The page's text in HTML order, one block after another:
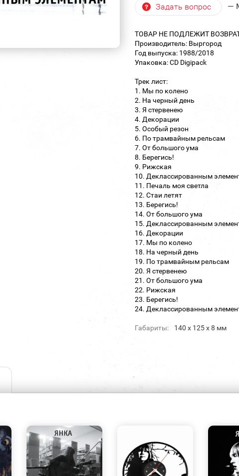
Задать вопрос —
ТОВАР НЕ ПОДЛЕЖИТ
Производитель: Выргород
Год выпуска: 1988/2018
Упаковка: CD Digipack
Трек лист:
1. Мы по колено
2. На черный день
3. Я стервенею
4. Декорации
5. Особый резон
6. По трамвайным рельсам
7. От большого ума
8. Берегись!
9. Рижская
10. Деклассированным
11. Печаль моя светла
12. Стаи летят
13. Берегись!
14. От большого ума
15. Деклассированным
16. Декорации
17. Мы по колено
18. На черный день
19. По трамвайным рельсам
20. Я стервенею
21. От большого ума
22. Рижская
23. Берегись!
24. Деклассированным
Габариты: 140 х 125 х 8 мм